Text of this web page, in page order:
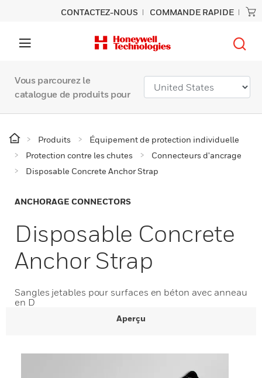
CONTACTEZ-NOUS COMMANDE RAPIDE
Vous parcourez le
catalogue de produits pour
Produits
Équipement de protection individuelle
Protection contre les chutes
Connecteurs d'ancrage
Disposable Concrete Anchor Strap
ANCHORAGE CONNECTORS
Disposable Concrete
Anchor Strap
Sangles jetables pour surfaces en béton avec anneau
en D
Aperçu